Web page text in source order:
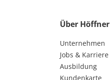
Über Höffner
Unternehmen
Jobs & Karriere
Ausbildung
Kundenkarte